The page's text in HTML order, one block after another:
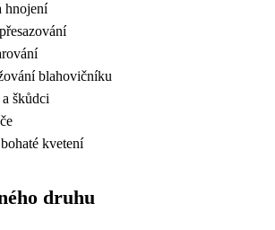
hnojení
blahovičníku
škůdci
kvetení
druhu